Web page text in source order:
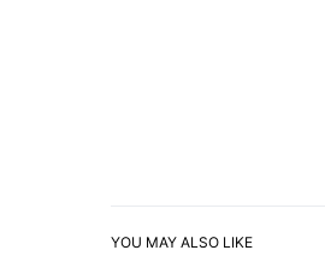
YOU MAY ALSO LIKE